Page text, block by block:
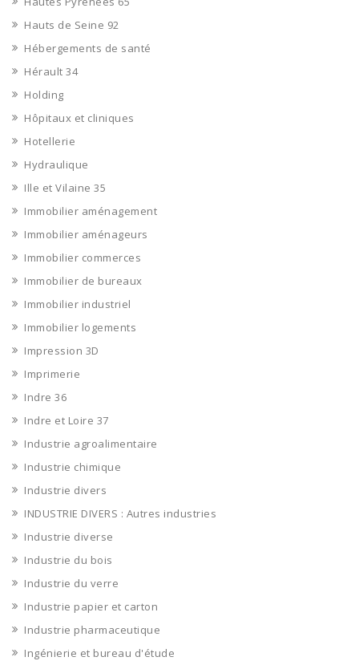
Hauts de Seine 92
Hébergements de santé
Hérault 34
Holding
Hôpitaux et cliniques
Hotellerie
Hydraulique
Ille et Vilaine 35
Immobilier aménagement
Immobilier aménageurs
Immobilier commerces
Immobilier de bureaux
Immobilier industriel
Immobilier logements
Impression 3D
Imprimerie
Indre 36
Indre et Loire 37
Industrie agroalimentaire
Industrie chimique
Industrie divers
INDUSTRIE DIVERS : Autres industries
Industrie diverse
Industrie du bois
Industrie du verre
Industrie papier et carton
Industrie pharmaceutique
Ingénierie et bureau d'étude